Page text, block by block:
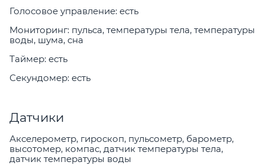
Голосовое управление: есть
Мониторинг: пульса, температуры тела, температуры
воды, шума, сна
Таймер: есть
Секундомер: есть
Датчики
Акселерометр, гироскоп, пульсометр, барометр,
высотомер, компас, датчик температуры тела,
датчик температуры воды